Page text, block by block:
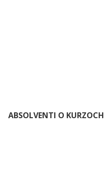
ABSOLVENTI O KURZOCH